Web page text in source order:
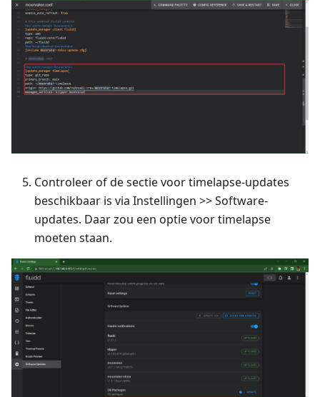
Controleer of de sectie voor timelapse-updates
beschikbaar is via Instellingen >> Software-
updates. Daar zou een optie voor timelapse
moeten staan.